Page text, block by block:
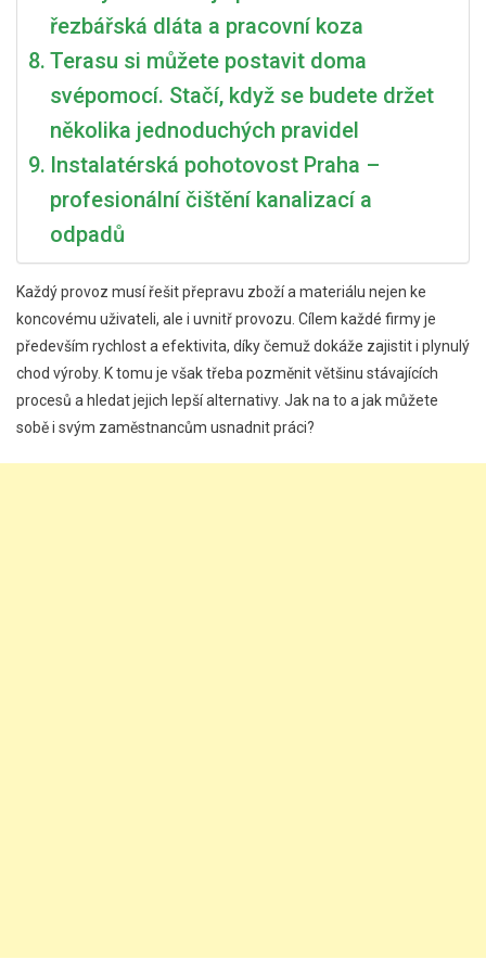
řezbářská dláta a pracovní koza
Terasu si můžete postavit doma
svépomocí. Stačí, když se budete držet
několika jednoduchých pravidel
Instalatérská pohotovost Praha –
profesionální čištění kanalizací a
odpadů
Každý provoz musí řešit přepravu zboží a materiálu nejen ke
koncovému uživateli, ale i uvnitř provozu. Cílem každé firmy je
především rychlost a efektivita, díky čemuž dokáže zajistit i plynulý
chod výroby. K tomu je však třeba pozměnit většinu stávajících
procesů a hledat jejich lepší alternativy. Jak na to a jak můžete
sobě i svým zaměstnancům usnadnit práci?